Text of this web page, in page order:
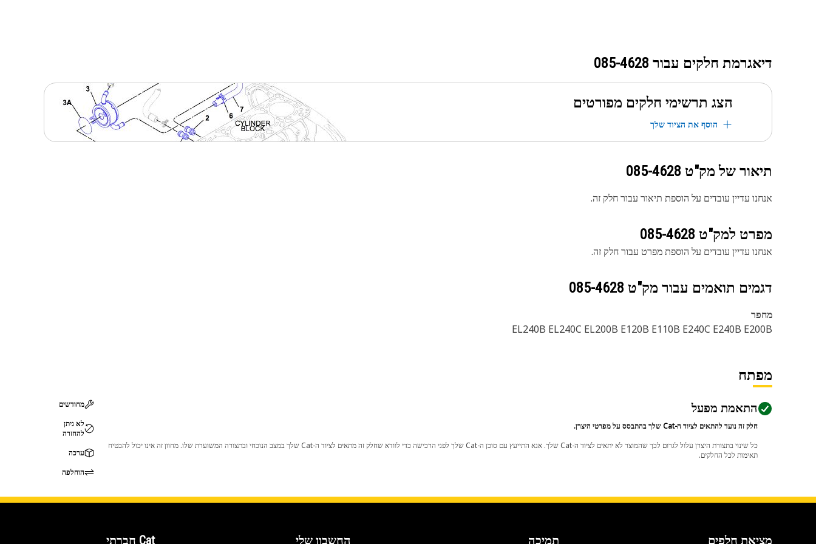
דיאגרמת חלקים עבור 085-4628
הצג תרשימי חלקים מפורטים
הוסף את הציוד שלך
תיאור של מק"ט 085-4628
אנחנו עדיין עובדים על הוספת תיאור עבור חלק זה.
מפרט למק"ט 085-4628
אנחנו עדיין עובדים על הוספת מפרט עבור חלק זה.
דגמים תואמים עבור מק"ט 085-4628
מחפר
EL240B EL240C EL200B E120B E110B E240C E240B E200B
מפתח
התאמת מפעל
חלק זה נועד להתאים לציוד ה-Cat שלך בהתבסס על מפרטי היצרן.
כל שינוי בתצורת היצרן עלול לגרום לכך שהמוצר לא יתאים לציוד ה-Cat שלך. אנא התייעץ עם סוכן ה-Cat שלך לפני הרכישה כדי לוודא שחלק זה מתאים לציוד ה-Cat שלך במצב הנוכחי ובתצורה המשוערת שלו. מחוון זה אינו יכול להבטיח
תאימות לכל החלקים.
מחודשים
לא ניתן
להחזרה
ערכה
הוחלפה
מציאת חלפים תמיכה החשבון שלי Cat חברתי